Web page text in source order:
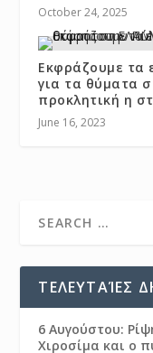
October 24, 2025
Εκφράζουμε τα
για τα θύματα
προκλητική η
June 16, 2023
ΤΕΛΕΥΤΑΊΕΣ
6 Αυγούστου:
Χιροσίμα και ο